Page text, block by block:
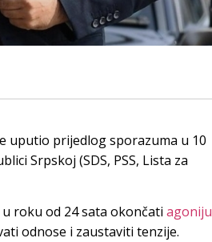
uputio prijedlog sporazuma u 10
Srpskoj (SDS, PSS, Lista za
roku od 24 sata okončati agoniju
odnose i zaustaviti tenzije.